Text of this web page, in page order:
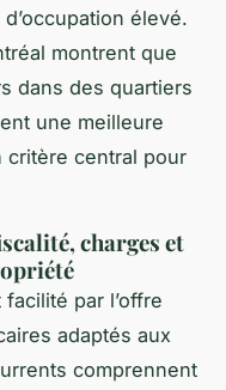
élevé.
montrent que
dans des quartiers
une meilleure
critère central pour
charges et
facilité par l’offre
adaptés aux
comprennent